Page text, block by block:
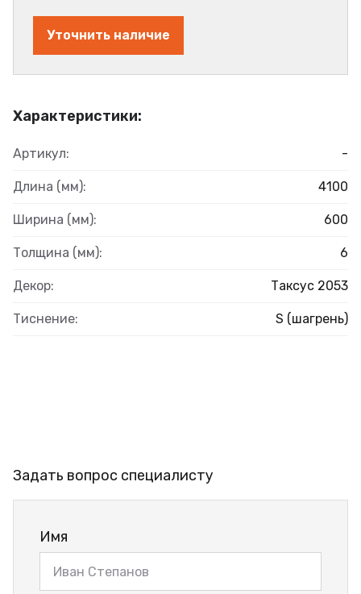
Характеристики:
Артикул: -
Длина (мм): 4100
Ширина (мм): 600
Толщина (мм): 6
Декор: Таксус 2053
Тиснение: S (шагрень)
Уточнить наличие
Задать вопрос специалисту
Имя